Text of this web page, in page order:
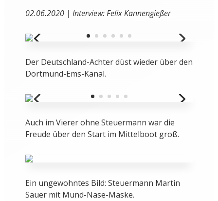
02.06.2020 | Interview: Felix Kannengießer
Der Deutschland-Achter düst wieder über den
Dortmund-Ems-Kanal.
Auch im Vierer ohne Steuermann war die
Freude über den Start im Mittelboot groß.
Ein ungewohntes Bild: Steuermann Martin
Sauer mit Mund-Nase-Maske.